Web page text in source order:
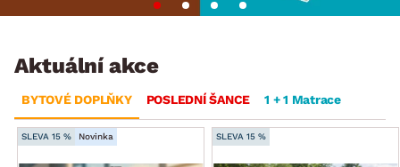
Aktuální akce
BYTOVÉ DOPLŇKY POSLEDNÍ ŠANCE 1 + 1 Matrace
SLEVA 15 % Novinka SLEVA 15 %